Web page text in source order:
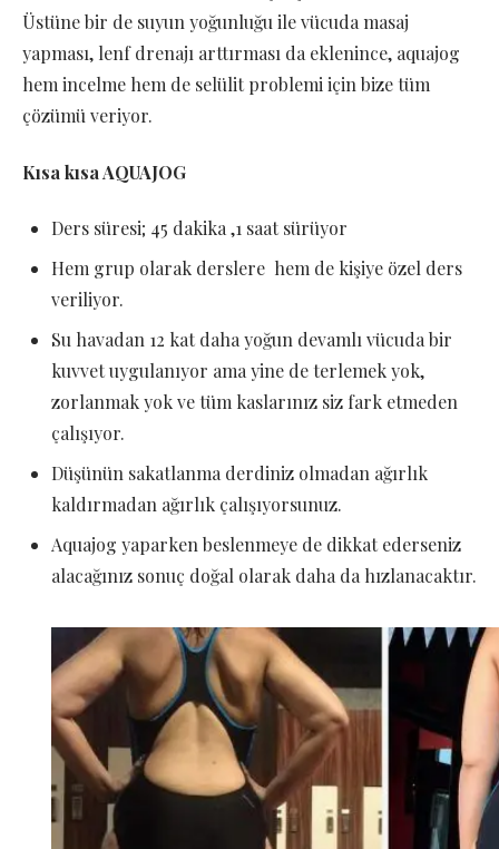
Üstüne bir de suyun yoğunluğu ile vücuda masaj
yapması, lenf drenajı arttırması da eklenince, aquajog
hem incelme hem de selülit problemi için bize tüm
çözümü veriyor.
Kısa kısa AQUAJOG
Ders süresi; 45 dakika ,1 saat sürüyor
Hem grup olarak derslere hem de kişiye özel ders
veriliyor.
Su havadan 12 kat daha yoğun devamlı vücuda bir
kuvvet uygulanıyor ama yine de terlemek yok,
zorlanmak yok ve tüm kaslarınız siz fark etmeden
çalışıyor.
Düşünün sakatlanma derdiniz olmadan ağırlık
kaldırmadan ağırlık çalışıyorsunuz.
Aquajog yaparken beslenmeye de dikkat ederseniz
alacağınız sonuç doğal olarak daha da hızlanacaktır.